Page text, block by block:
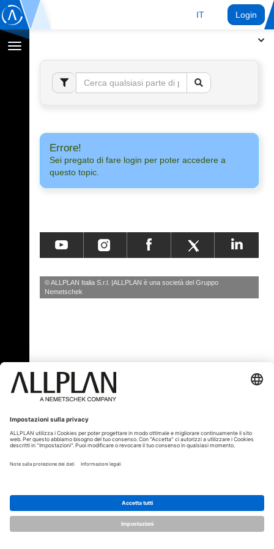
IT Login
Toggle
navigation
Errore!
Sei pregato di fare login per poter accedere a
questo topic.
© ALLPLAN Italia S.r.l. ALLPLAN è una società del Gruppo
Nemetschek